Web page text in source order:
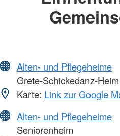
Alten- und Pflegeheime
Grete-Schickedanz-Heim
Karte: Link zur Google
Alten- und Pflegeheime
Seniorenheim